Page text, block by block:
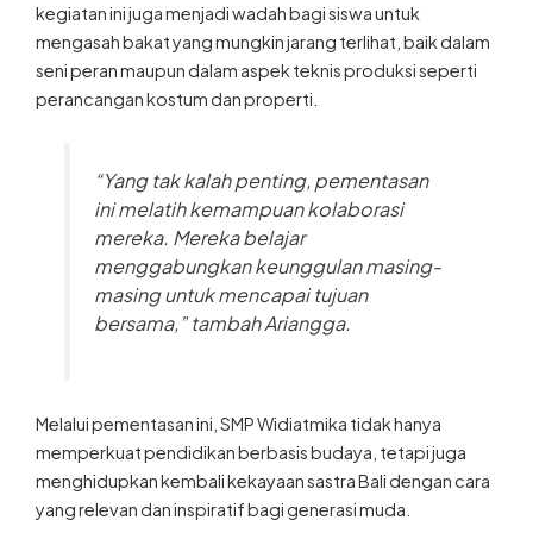
kegiatan ini juga menjadi wadah bagi siswa untuk
mengasah bakat yang mungkin jarang terlihat, baik dalam
seni peran maupun dalam aspek teknis produksi seperti
perancangan kostum dan properti.
“Yang tak kalah penting, pementasan
ini melatih kemampuan kolaborasi
mereka. Mereka belajar
menggabungkan keunggulan masing-
masing untuk mencapai tujuan
bersama,” tambah Ariangga.
Melalui pementasan ini, SMP Widiatmika tidak hanya
memperkuat pendidikan berbasis budaya, tetapi juga
menghidupkan kembali kekayaan sastra Bali dengan cara
yang relevan dan inspiratif bagi generasi muda.